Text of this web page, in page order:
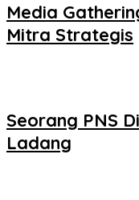
Media
Mitra Strategis
Seorang PNS
Ladang